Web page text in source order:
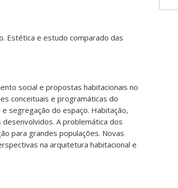
Estética e estudo comparado das
social e propostas habitacionais no
conceituais e programáticas do
segregação do espaço. Habitação,
A problemática dos
para grandes populações. Novas
na arquitetura habitacional e